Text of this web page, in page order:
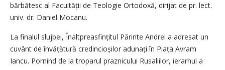
bărbătesc al Facultății de Teologie Ortodoxă, dirijat de pr. lect.
univ. dr. Daniel Mocanu.
La finalul slujbei, Înaltpreasfințitul Părinte Andrei a adresat un
cuvânt de învățătură credincioșilor adunați în Piața Avram
Iancu. Pornind de la troparul praznicului Rusaliilor, ierarhul a